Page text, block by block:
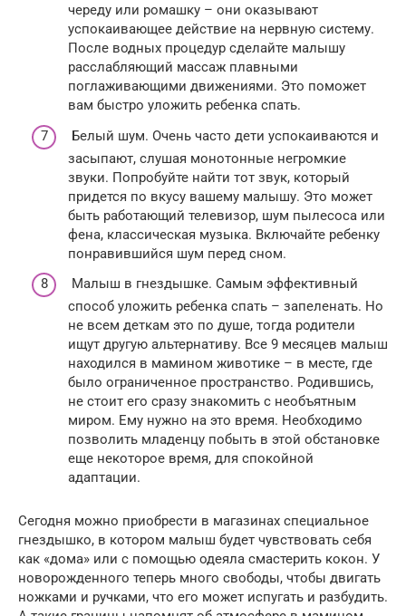
череду или ромашку – они оказывают
успокаивающее действие на нервную систему.
После водных процедур сделайте малышу
расслабляющий массаж плавными
поглаживающими движениями. Это поможет
вам быстро уложить ребенка спать.
Белый шум. Очень часто дети успокаиваются и
засыпают, слушая монотонные негромкие
звуки. Попробуйте найти тот звук, который
придется по вкусу вашему малышу. Это может
быть работающий телевизор, шум пылесоса или
фена, классическая музыка. Включайте ребенку
понравившийся шум перед сном.
Малыш в гнездышке. Самым эффективный
способ уложить ребенка спать – запеленать. Но
не всем деткам это по душе, тогда родители
ищут другую альтернативу. Все 9 месяцев малыш
находился в мамином животике – в месте, где
было ограниченное пространство. Родившись,
не стоит его сразу знакомить с необъятным
миром. Ему нужно на это время. Необходимо
позволить младенцу побыть в этой обстановке
еще некоторое время, для спокойной
адаптации.
Сегодня можно приобрести в магазинах специальное
гнездышко, в котором малыш будет чувствовать себя
как «дома» или с помощью одеяла смастерить кокон. У
новорожденного теперь много свободы, чтобы двигать
ножками и ручками, что его может испугать и разбудить.